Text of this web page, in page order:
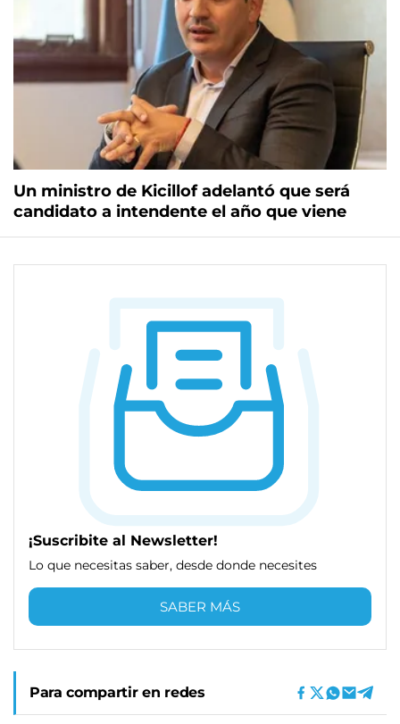
Un ministro de Kicillof adelantó que será
candidato a intendente el año que viene
¡Suscribite al Newsletter!
Lo que necesitas saber, desde donde necesites
SABER MÁS
Para compartir en redes